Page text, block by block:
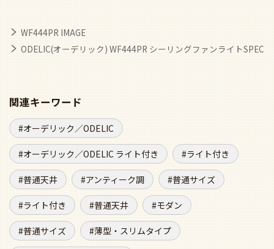
WF444PR IMAGE
ODELIC(オーデリック) WF444PR シーリングファンライトSPEC
関連キーワード
オーデリック／ODELIC
オーデリック／ODELIC ライト付き ライト付き
普通天井 アンティーク調 普通サイズ
ライト付き 普通天井 モダン
普通サイズ 薄型・スリムタイプ